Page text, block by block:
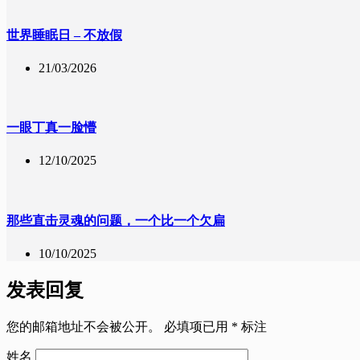
世界睡眠日 – 不放假
21/03/2026
一眼丁真一脸懵
12/10/2025
那些直击灵魂的问题，一个比一个欠扁
10/10/2025
发表回复
您的邮箱地址不会被公开。 必填项已用 * 标注
姓名